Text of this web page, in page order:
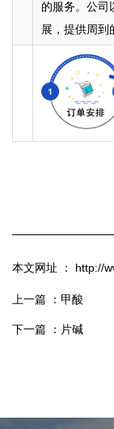
的服务。公司
展，提供周到
本文网址 ： http://
上一篇 ： 甲酸
下一篇 ： 片碱